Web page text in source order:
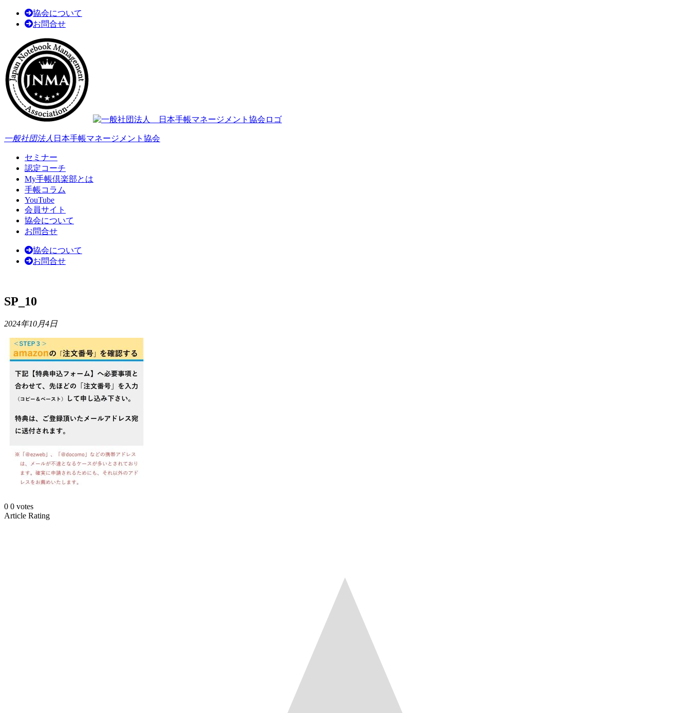
協会について
お問合せ
一般社団法人 日本手帳マネージメント協会
セミナー
認定コーチ
My手帳倶楽部とは
手帳コラム
YouTube
会員サイト
協会について
お問合せ
協会について
お問合せ
SP_10
2024年10月4日
0 0 votes
Article Rating